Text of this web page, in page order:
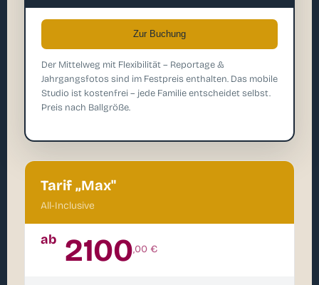
Zur Buchung
Der Mittelweg mit Flexibilität – Reportage &
Jahrgangsfotos sind im Festpreis enthalten. Das mobile
Studio ist kostenfrei – jede Familie entscheidet selbst.
Preis nach Ballgröße.
Tarif „Max"
All-Inclusive
ab 2100,00 €